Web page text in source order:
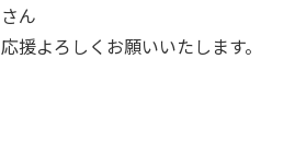
さん
応援よろしくお願いいたします。